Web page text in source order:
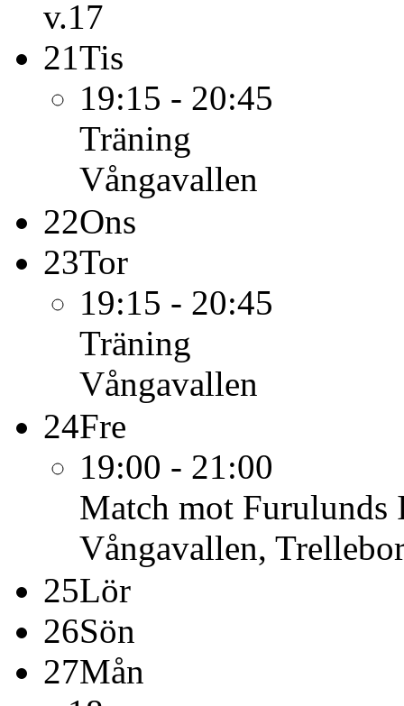
v.17
21Tis
19:15 - 20:45
Träning
Vångavallen
22Ons
23Tor
19:15 - 20:45
Träning
Vångavallen
24Fre
19:00 - 21:00
Match mot Furulunds
Vångavallen,
25Lör
26Sön
27Mån